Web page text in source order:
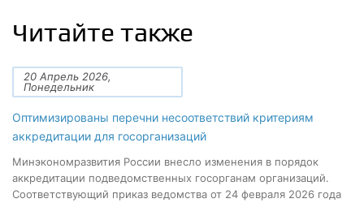
Читайте также
20 Апрель 2026,
Понедельник
Оптимизированы перечни несоответствий критериям
аккредитации для госорганизаций
Минэкономразвития России внесло изменения в порядок
аккредитации подведомственных госорганам организаций.
Соответствующий приказ ведомства от 24 февраля 2026 года